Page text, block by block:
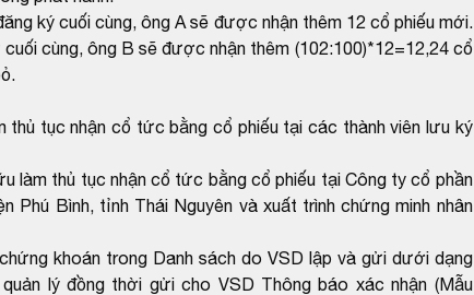
ký cuối cùng, ông A sẽ được nhận thêm 12 cổ phiếu mới.
cùng, ông B sẽ được nhận thêm (102:100)*12=12,24 cổ
tục nhận cổ tức bằng cổ phiếu tại các thành viên lưu ký
làm thủ tục nhận cổ tức bằng cổ phiếu tại Công ty cổ phần
Bình, tỉnh Thái Nguyên và xuất trình chứng minh nhân
khoán trong Danh sách do VSD lập và gửi dưới dạng
lý đồng thời gửi cho VSD Thông báo xác nhận (Mẫu